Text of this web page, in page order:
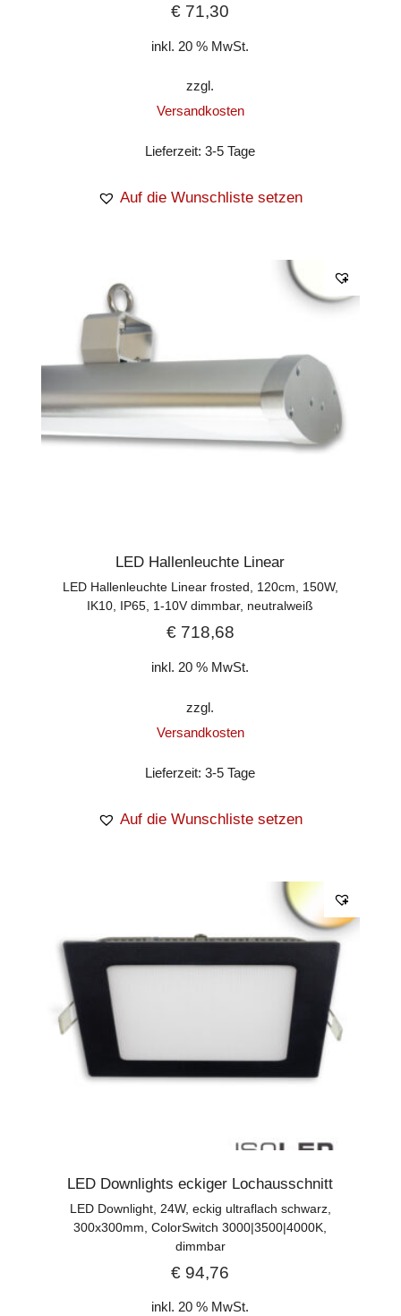
€ 71,30
inkl. 20 % MwSt.
zzgl.
Versandkosten
Lieferzeit:3-5 Tage
Auf die Wunschliste setzen
LED Hallenleuchte Linear
LED Hallenleuchte Linear frosted, 120cm, 150W,
IK10, IP65, 1-10V dimmbar, neutralweiß
€718,68
inkl. 20 % MwSt.
zzgl.
Versandkosten
Lieferzeit:3-5 Tage
Auf die Wunschliste setzen
LED Downlights eckiger Lochausschnitt
LED Downlight, 24W, eckig ultraflach schwarz,
300x300mm, ColorSwitch 3000|3500|4000K,
dimmbar
€ 94,76
inkl. 20 % MwSt.